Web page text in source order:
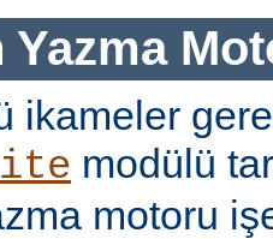
Yazma
ikameler
modülü
motoru